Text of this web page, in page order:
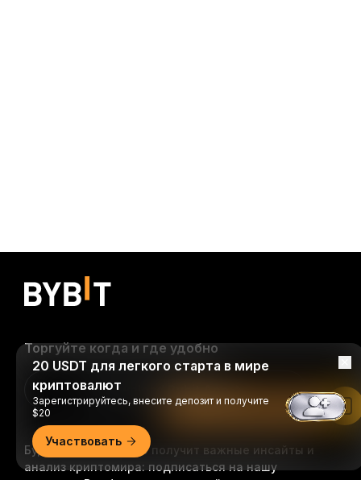
Будьте первыми, кто получит важные инсайты и
анализ криптомира: подписаться на нашу
Торгуйте когда и где удобно
Download Bybit App
20 USDT для легкого старта в мире
криптовалют
Зарегистрируйтесь, внесите депозит и получите
$20
Участвовать
Читать в приложении Bybit